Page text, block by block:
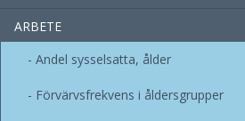
ARBETE
Andel sysselsatta, ålder
Förvärvsfrekvens i åldersgrupper